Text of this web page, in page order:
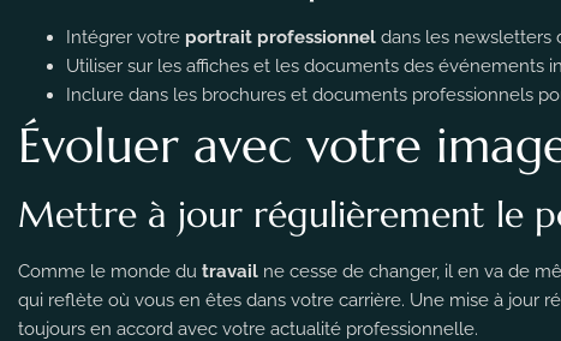
Intégrer votre portrait professionnel dans les newsletters
Utiliser sur les affiches et les documents des événements
Inclure dans les brochures et documents professionnels
Évoluer avec votre
Mettre à jour régulièrement le
Comme le monde du travail ne cesse de changer, il en va de
qui reflète où vous en êtes dans votre carrière. Une mise à jour
toujours en accord avec votre actualité professionnelle.